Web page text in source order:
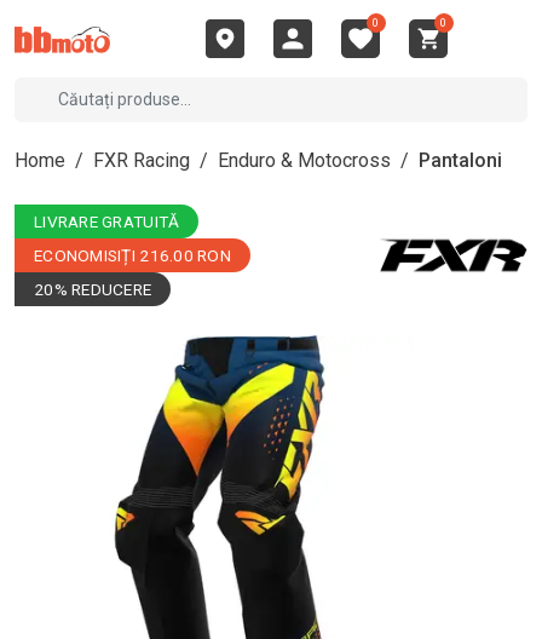
0 0
Home / FXR Racing / Enduro & Motocross / Pantaloni
LIVRARE GRATUITĂ
ECONOMISIȚI 216.00 RON
20% REDUCERE